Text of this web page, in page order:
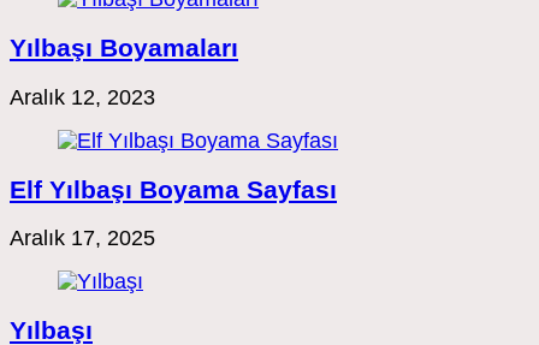
Yılbaşı Boyamaları
Aralık 12, 2023
Elf Yılbaşı Boyama Sayfası
Aralık 17, 2025
Yılbaşı